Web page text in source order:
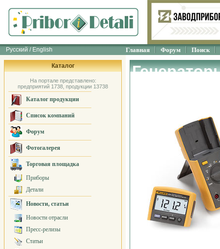
Русский / English Главная Форум Поиск
Каталог
На портале представлено:
предприятий 1738, продукции 13738
Каталог продукции
Список компаний
Форум
Фотогалерея
Торговая площадка
Приборы
Детали
Новости, статьи
Новости отрасли
Пресс-релизы
Статьи